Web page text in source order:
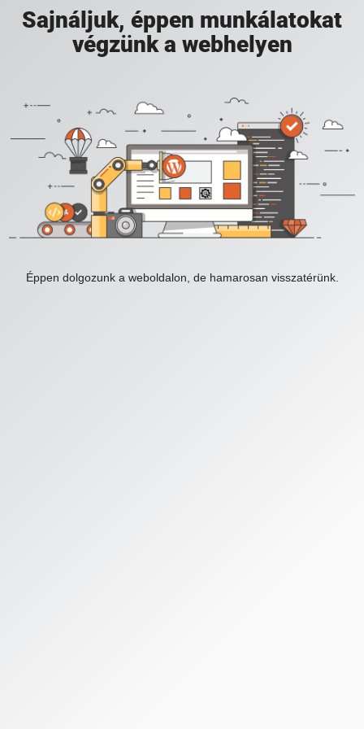
Sajnáljuk, éppen munkálatokat
végzünk a webhelyen
Éppen dolgozunk a weboldalon, de hamarosan visszatérünk.